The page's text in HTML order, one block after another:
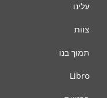
עלינו
צוות
תמוך בנו
Libro